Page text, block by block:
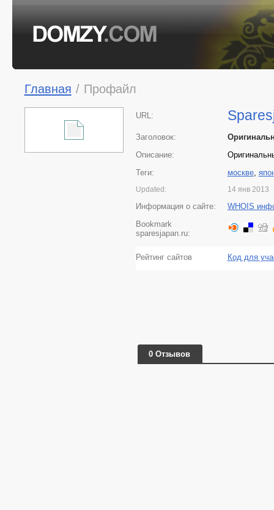
Главная / Профайл
URL:
Заголовок:
Описание:
Теги:
москве,
Updated: 14 янв 2013
Информация о сайте:
WHOIS
Bookmark
sparesjapan.ru:
Рейтинг сайтов Код для
0 Отзывов